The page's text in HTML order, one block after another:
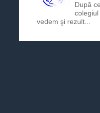
După
vedem şi rezult...